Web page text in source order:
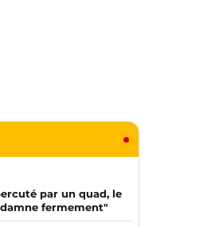
par un quad, le
fermement"